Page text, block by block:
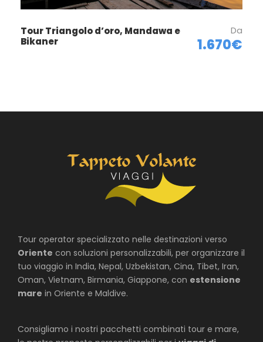
Tour Triangolo d’oro, Mandawa e
Bikaner
Da
1.670€
Tour operator specializzato nelle destinazioni verso
Oriente con soluzioni personalizzabili, per organizzare il
tuo viaggio in India, Nepal, Uzbekistan, Cina, Tibet, Iran,
Oman, Vietnam, Birmania, Giappone, con estensione
mare in Oriente e Maldive.
Consigliamo i nostri pacchetti combinati tour e mare,